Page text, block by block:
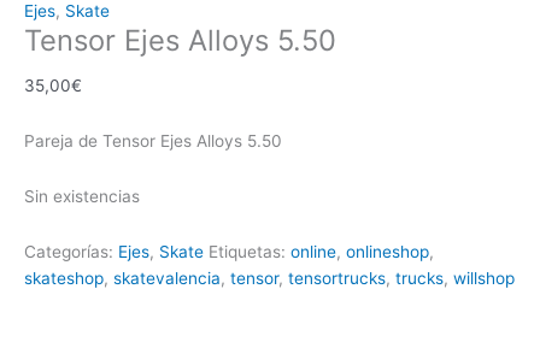
Ejes, Skate
Tensor Ejes Alloys 5.50
35,00€
Pareja de Tensor Ejes Alloys 5.50
Sin existencias
Categorías: Ejes, Skate Etiquetas: online, onlineshop,
skateshop, skatevalencia, tensor, tensortrucks, trucks, willshop